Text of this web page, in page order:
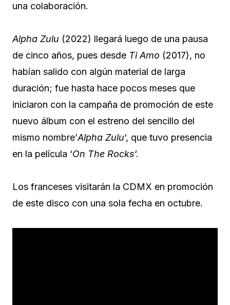
una colaboración.
Alpha Zulu (2022) llegará luego de una pausa
de cinco años, pues desde Ti Amo (2017), no
habían salido con algún material de larga
duración; fue hasta hace pocos meses que
iniciaron con la campaña de promoción de este
nuevo álbum con el estreno del sencillo del
mismo nombre’Alpha Zulu‘, que tuvo presencia
en la película ‘On The Rocks‘.
Los franceses visitarán la CDMX en promoción
de este disco con una sola fecha en octubre.